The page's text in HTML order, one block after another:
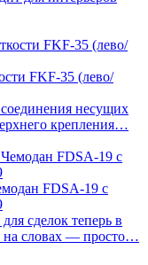
FKF-35 (лево/
несущих
крепления…
FDSA-19 с
сделок теперь в
на словах — просто…